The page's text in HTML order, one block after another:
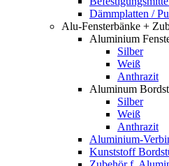
Dämmplatten /
Alu-Fensterbänke +
Aluminium
Silber
Weiß
Anthrazit
Aluminum
Silber
Weiß
Anthrazit
Aluminium-
Kunststoff